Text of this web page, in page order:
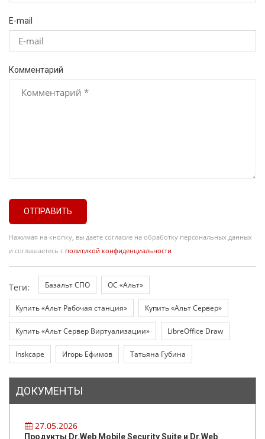
E-mail
Комментарий
ОТПРАВИТЬ
Нажимая на кнопку, вы даете согласие на обработку персональных данных
и соглашаетесь с политикой конфиденциальности
Теги: Базальт СПО ОС «Альт»
Купить «Альт Рабочая станция» Купить «Альт Сервер»
Купить «Альт Сервер Виртуализации» LibreOffice Draw
Inskcape Игорь Ефимов Татьяна Губина
ДОКУМЕНТЫ
27.05.2026
Продукты Dr.Web Mobile Security Suite и Dr.Web